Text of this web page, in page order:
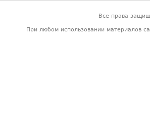
Все права
При любом использовании материалов